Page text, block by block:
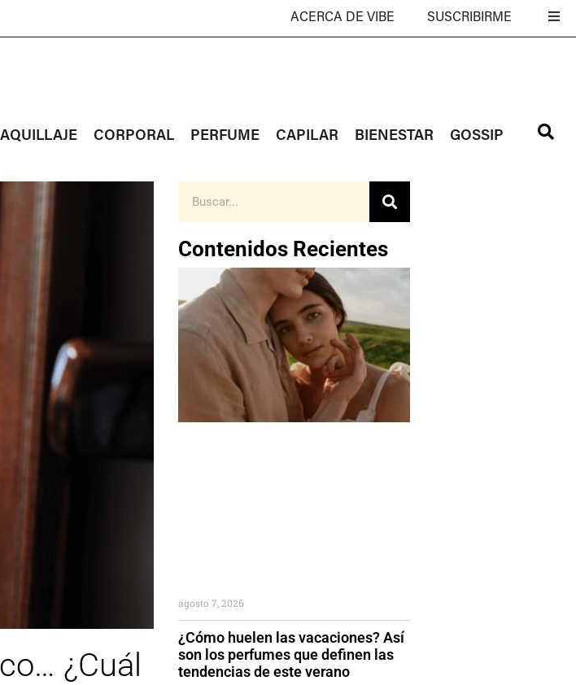
ACERCA DE VIBE SUSCRIBIRME
CORPORAL PERFUME CAPILAR BIENESTAR GOSSIP
¿Cuál
Contenidos Recientes
¿Cómo huelen las vacaciones? Así
son los perfumes que definen las
tendencias de este verano
agosto 7, 2026